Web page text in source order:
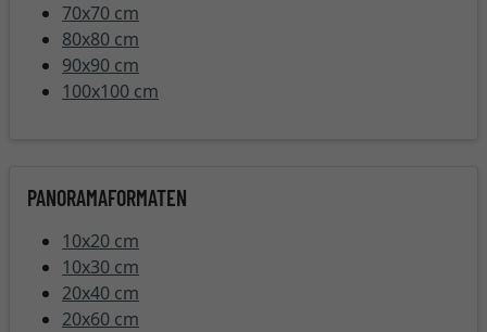
70x70 cm
80x80 cm
90x90 cm
100x100 cm
PANORAMAFORMATEN
10x20 cm
10x30 cm
20x40 cm
20x60 cm